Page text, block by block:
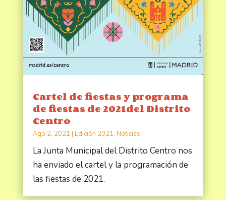
Cartel de fiestas y programa
de fiestas de 2021del Distrito
Centro
Ago 2, 2021 | Edición 2021, Noticias
La Junta Municipal del Distrito Centro nos
ha enviado el cartel y la programación de
las fiestas de 2021.